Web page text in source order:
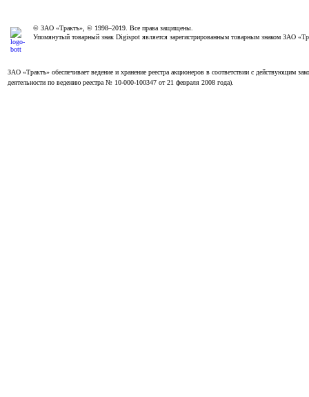
© ЗАО «Трактъ», © 1998–2019. Все права защищены.
Упомянутый товарный знак Digispot является зарегистрированным товарным знаком ЗАО
ЗАО «Трактъ» обеспечивает ведение и хранение реестра акционеров в соответствии с действующим
деятельности по ведению реестра № 10-000-100347 от 21 февраля 2008 года).